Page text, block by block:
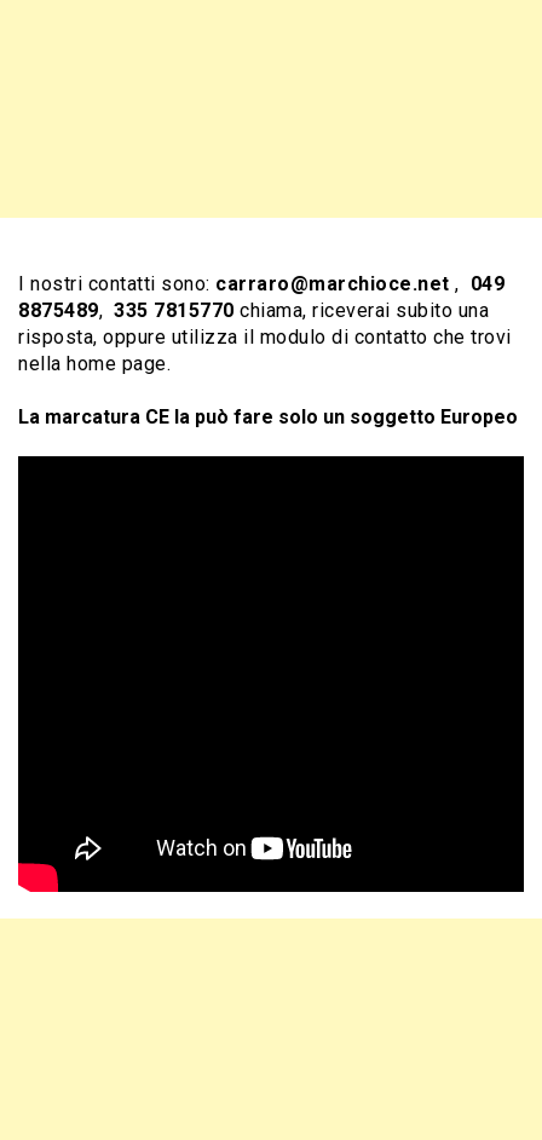
I nostri contatti sono: carraro@marchioce.net , 049
8875489, 335 7815770 chiama, riceverai subito una
risposta, oppure utilizza il modulo di contatto che trovi
nella home page.
La marcatura CE la può fare solo un soggetto Europeo